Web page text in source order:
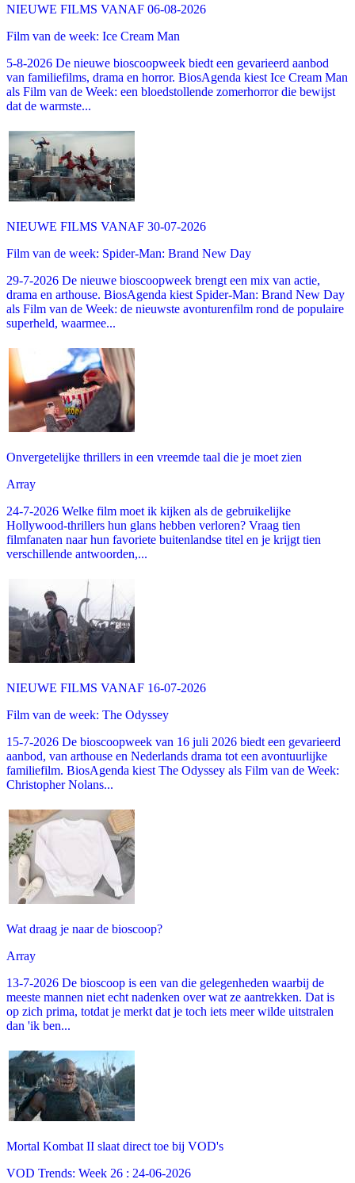
NIEUWE FILMS VANAF 06-08-2026
Film van de week: Ice Cream Man
5-8-2026 De nieuwe bioscoopweek biedt een gevarieerd aanbod
van familiefilms, drama en horror. BiosAgenda kiest Ice Cream Man
als Film van de Week: een bloedstollende zomerhorror die bewijst
dat de warmste...
NIEUWE FILMS VANAF 30-07-2026
Film van de week: Spider-Man: Brand New Day
29-7-2026 De nieuwe bioscoopweek brengt een mix van actie,
drama en arthouse. BiosAgenda kiest Spider-Man: Brand New Day
als Film van de Week: de nieuwste avonturenfilm rond de populaire
superheld, waarmee...
Onvergetelijke thrillers in een vreemde taal die je moet zien
Array
24-7-2026 Welke film moet ik kijken als de gebruikelijke
Hollywood-thrillers hun glans hebben verloren? Vraag tien
filmfanaten naar hun favoriete buitenlandse titel en je krijgt tien
verschillende antwoorden,...
NIEUWE FILMS VANAF 16-07-2026
Film van de week: The Odyssey
15-7-2026 De bioscoopweek van 16 juli 2026 biedt een gevarieerd
aanbod, van arthouse en Nederlands drama tot een avontuurlijke
familiefilm. BiosAgenda kiest The Odyssey als Film van de Week:
Christopher Nolans...
Wat draag je naar de bioscoop?
Array
13-7-2026 De bioscoop is een van die gelegenheden waarbij de
meeste mannen niet echt nadenken over wat ze aantrekken. Dat is
op zich prima, totdat je merkt dat je toch iets meer wilde uitstralen
dan 'ik ben...
Mortal Kombat II slaat direct toe bij VOD's
VOD Trends: Week 26 : 24-06-2026